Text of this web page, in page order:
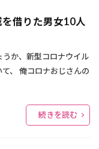
を借りた男女10人
か、新型コロナウイル
、 俺コロナおじさんの
続きを読む